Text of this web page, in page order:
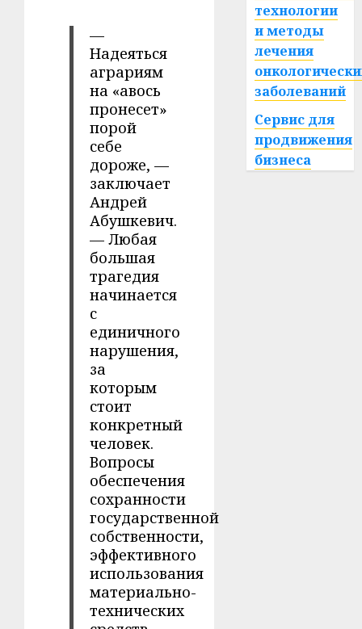
—
Надеяться
аграриям
на «авось
пронесет»
порой
себе
дороже, —
заключает
Андрей
Абушкевич.
— Любая
большая
трагедия
начинается
с
единичного
нарушения,
за
которым
стоит
конкретный
человек.
Вопросы
обеспечения
сохранности
государственной
собственности,
эффективного
использования
материально-
технических
технологии
и методы
лечения
заболеваний
Сервис для
продвижения
бизнеса